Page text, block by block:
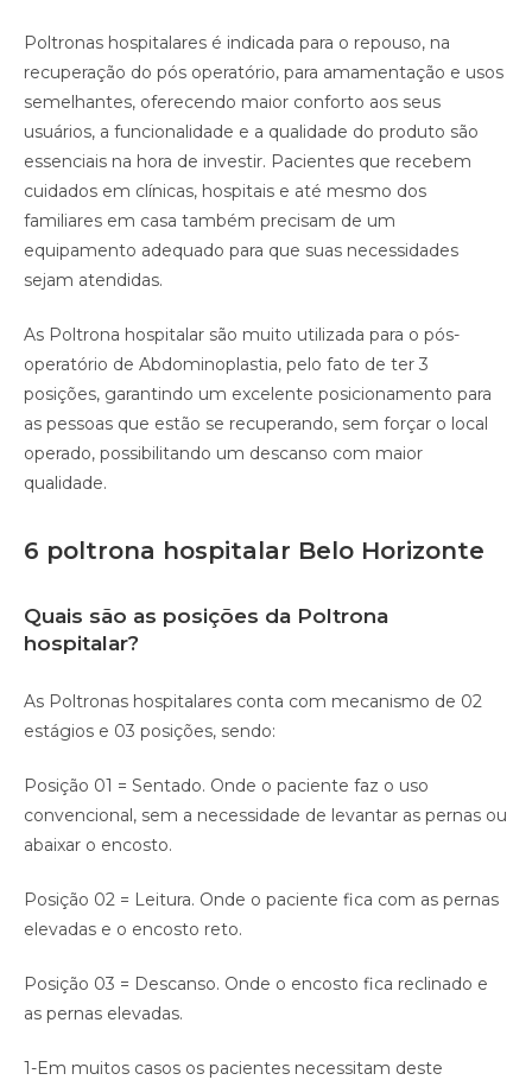
Poltronas hospitalares é indicada para o repouso, na
recuperação do pós operatório, para amamentação e usos
semelhantes, oferecendo maior conforto aos seus
usuários, a funcionalidade e a qualidade do produto são
essenciais na hora de investir. Pacientes que recebem
cuidados em clínicas, hospitais e até mesmo dos
familiares em casa também precisam de um
equipamento adequado para que suas necessidades
sejam atendidas. ⠀
As Poltrona hospitalar são muito utilizada para o pós-
operatório de Abdominoplastia, pelo fato de ter 3
posições, garantindo um excelente posicionamento para
as pessoas que estão se recuperando, sem forçar o local
operado, possibilitando um descanso com maior
qualidade.⠀
6 poltrona hospitalar Belo Horizonte
Quais são as posições da Poltrona
hospitalar?
As Poltronas hospitalares conta com mecanismo de 02
estágios e 03 posições, sendo:
Posição 01 = Sentado. Onde o paciente faz o uso
convencional, sem a necessidade de levantar as pernas ou
abaixar o encosto.
Posição 02 = Leitura. Onde o paciente fica com as pernas
elevadas e o encosto reto.
Posição 03 = Descanso. Onde o encosto fica reclinado e
as pernas elevadas.
1-Em muitos casos os pacientes necessitam deste